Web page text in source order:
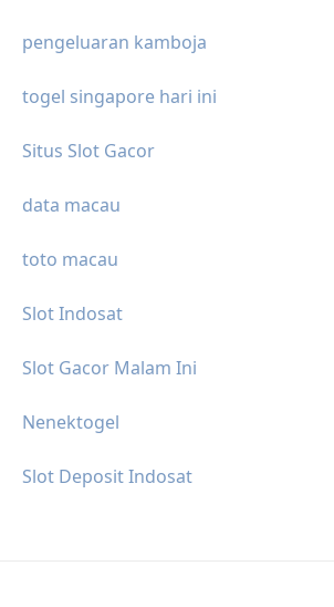
pengeluaran kamboja
togel singapore hari ini
Situs Slot Gacor
data macau
toto macau
Slot Indosat
Slot Gacor Malam Ini
Nenektogel
Slot Deposit Indosat